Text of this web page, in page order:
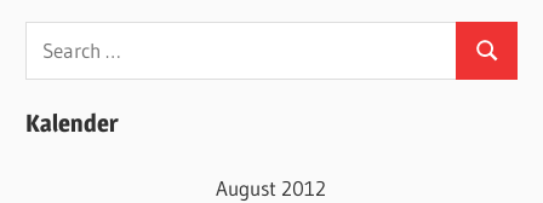
Search
for:
Search
Kalender
August 2012